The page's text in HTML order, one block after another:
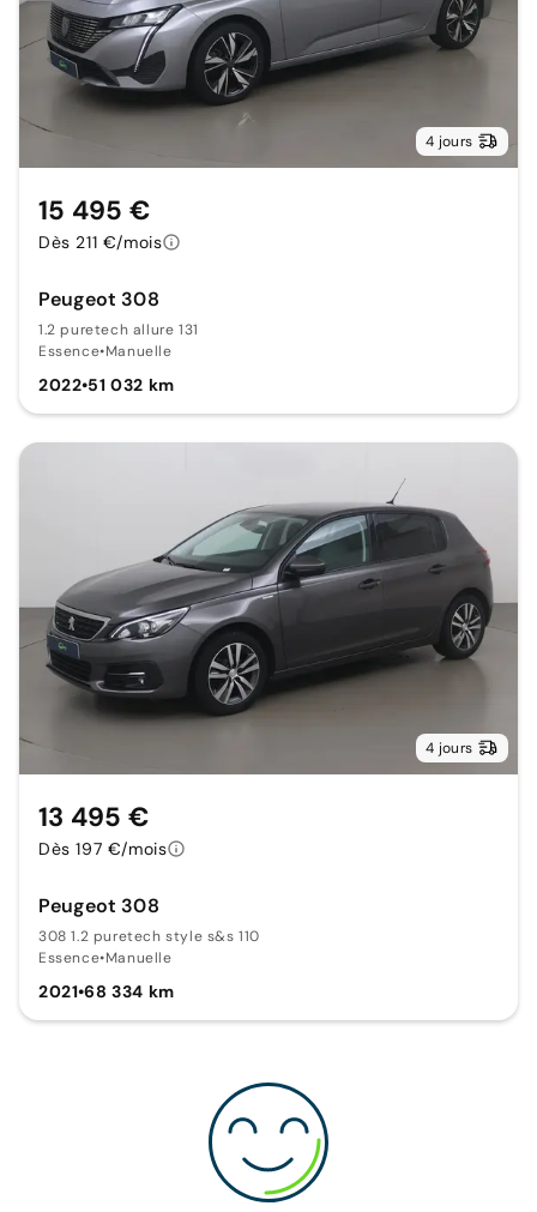
4 jours
Peugeot 308
1.2 puretech allure 131
Essence•Manuelle
2022•51 032 km
15 495 €
Dès 211 €/mois
4 jours
Peugeot 308
308 1.2 puretech style s&s 110
Essence•Manuelle
2021•68 334 km
13 495 €
Dès 197 €/mois